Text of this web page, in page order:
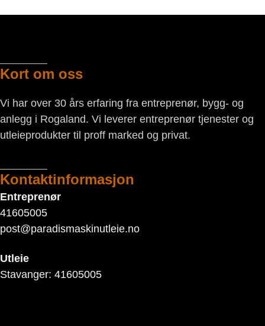
Kort om oss
Vi har over 30 års erfaring fra entreprenør, bygg- og
anlegg i Rogaland. Vi leverer entreprenør tjenester og
utleieprodukter til proff marked og privat.
Kontaktinformasjon
Entreprenør
41605005
post@paradismaskinutleie.no
Utleie
Stavanger: 41605005